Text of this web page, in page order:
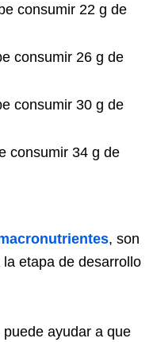
consumir 22 g de
consumir 26 g de
consumir 30 g de
consumir 34 g de
, son
etapa de desarrollo
ayudar a que